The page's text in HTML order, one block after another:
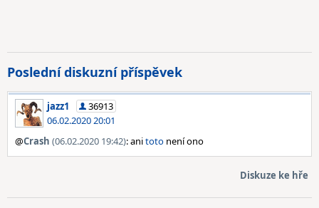
Poslední diskuzní příspěvek
jazz1
36913
06.02.2020 20:01
@Crash (06.02.2020 19:42): anitoto není ono
Diskuze ke hře